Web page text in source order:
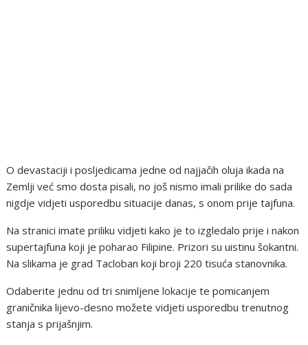
O devastaciji i posljedicama jedne od najjačih oluja ikada na
Zemlji već smo dosta pisali, no još nismo imali prilike do sada
nigdje vidjeti usporedbu situacije danas, s onom prije tajfuna.
Na straniciimate priliku vidjeti kako je to izgledalo prije i nakon
supertajfuna koji je poharao Filipine. Prizori su uistinu šokantni.
Na slikama je grad Tacloban koji broji 220 tisuća stanovnika.
Odaberite jednu od tri snimljene lokacije te pomicanjem
graničnika lijevo-desno možete vidjeti usporedbu trenutnog
stanja s prijašnjim.